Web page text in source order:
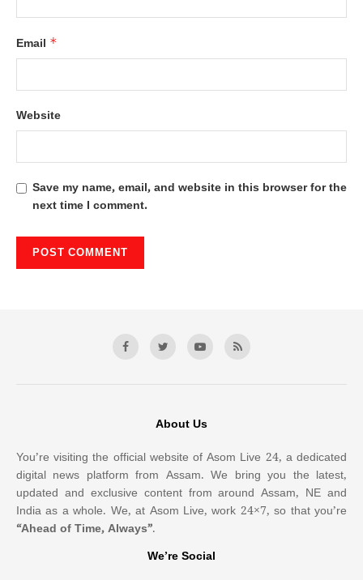
Email *
Website
Save my name, email, and website in this browser for the
next time I comment.
About Us
You’re visiting the official website of Asom Live 24, a dedicated
digital news platform from Assam. We bring you the latest,
updated and exclusive content from around Assam, NE and
India as a whole. We, at Asom Live, work 24×7, so that you’re
“Ahead of Time, Always”.
We’re Social